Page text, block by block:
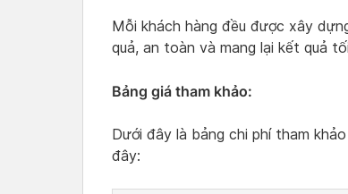
Mỗi khách hàng đều được xây
quả, an toàn và mang lại kết quả
Bảng giá tham khảo:
Dưới đây là bảng chi phí tham
đây: